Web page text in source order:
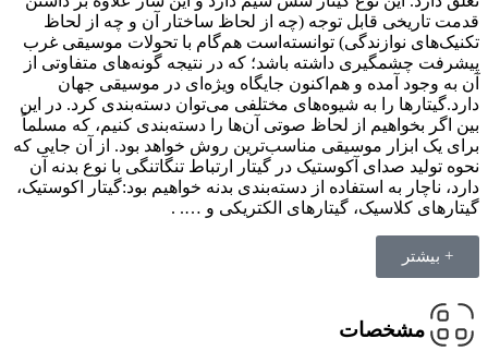
قدمت تاریخی قابل توجه (چه از لحاظ ساختار آن و چه از لحاظ
تکنیک‌های نوازندگی) توانسته‌است هم‌گام با تحولات موسیقی غرب
پیشرفت چشمگیری داشته باشد؛ که در نتیجه گونه‌های متفاوتی از
آن به وجود آمده و هم‌اکنون جایگاه ویژه‌ای در موسیقی جهان
دارد.گیتارها را به شیوه‌های مختلفی می‌توان دسته‌بندی کرد. در این
بین اگر بخواهیم از لحاظ صوتی آن‌ها را دسته‌بندی کنیم، که مسلماً
برای یک ابزار موسیقی مناسب‌ترین روش خواهد بود. از آن جایی که
نحوه تولید صدای آکوستیک در گیتار ارتباط تنگاتنگی با نوع بدنه آن
دارد، ناچار به استفاده از دسته‌بندی بدنه خواهیم بود:گیتار اکوستیک،
گیتارهای کلاسیک، گیتارهای الکتریکی و …. .
+ بیشتر
مشخصات